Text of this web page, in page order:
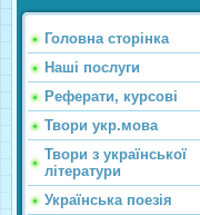
Головна сторінка
Наші послуги
Реферати, курсові
Твори укр.мова
Твори з української
літератури
Українська поезія